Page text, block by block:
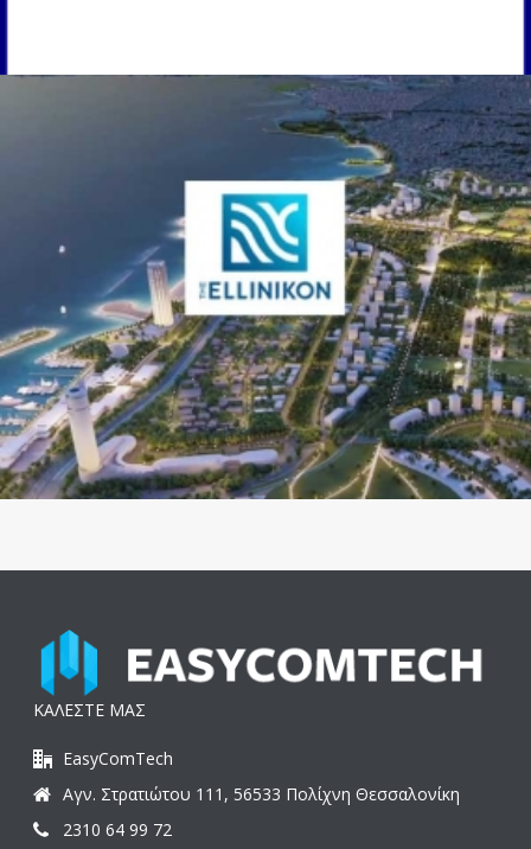
ΚΑΛΕΣΤΕ ΜΑΣ
EasyComTech
Αγν. Στρατιώτου 111, 56533 Πολίχνη Θεσσαλονίκη
2310 64 99 72